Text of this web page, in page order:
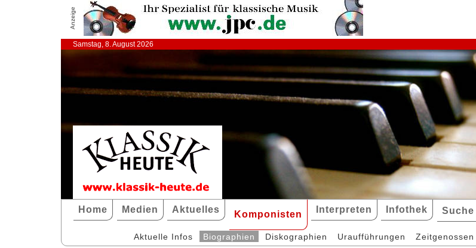
Anzeige
Samstag, 8. August 2026
Home Medien Aktuelles Komponisten Interpreten Infothek Suche
Aktuelle Infos Biographien Diskographien Uraufführungen Zeitgenossen